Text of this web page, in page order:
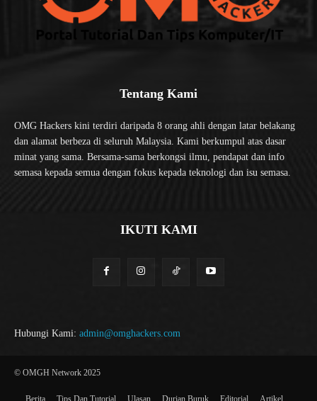
Tentang Kami
OMG Hackers kini terdiri daripada 8 orang ahli dengan latar belakang
dan alamat berbeza di seluruh Malaysia. Kami berkumpul atas dasar
minat yang sama. Bersama-sama berkongsi ilmu, pendapat dan info
semasa kepada semua dengan fokus kepada teknologi dan isu semasa.
IKUTI KAMI
Hubungi Kami: admin@omghackers.com
© OMGH Network 2025
Berita Tips Dan Tutorial Ulasan Durian Buruk Editorial Artikel